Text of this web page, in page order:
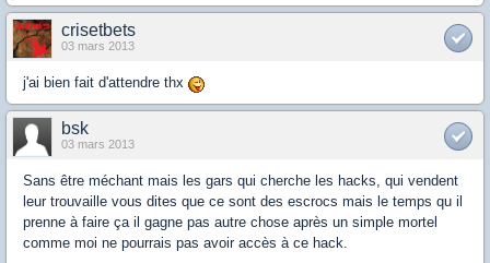
crisetbets
03 mars 2013
j'ai bien fait d'attendre thx
bsk
03 mars 2013
Sans être méchant mais les gars qui cherche les hacks, qui vendent
leur trouvaille vous dites que ce sont des escrocs mais le temps qu il
prenne à faire ça il gagne pas autre chose après un simple mortel
comme moi ne pourrais pas avoir accès à ce hack.